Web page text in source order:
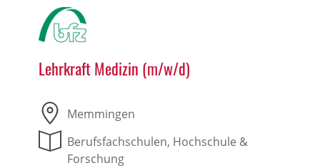
Lehrkraft Medizin (m/w/d)
Memmingen
Berufsfachschulen, Hochschule &
Forschung